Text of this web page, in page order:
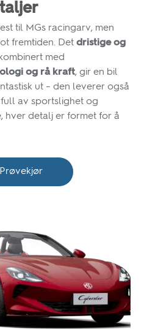
til MGs racingarv, men
fremtiden. Det dristige og
med
og rå kraft, gir en bil
ut – den leverer også
av sportslighet og
hver detalj er formet for å
Prøvekjør